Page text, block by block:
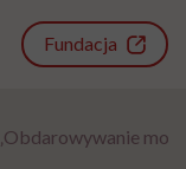
Fundacja
„Obdarowywanie